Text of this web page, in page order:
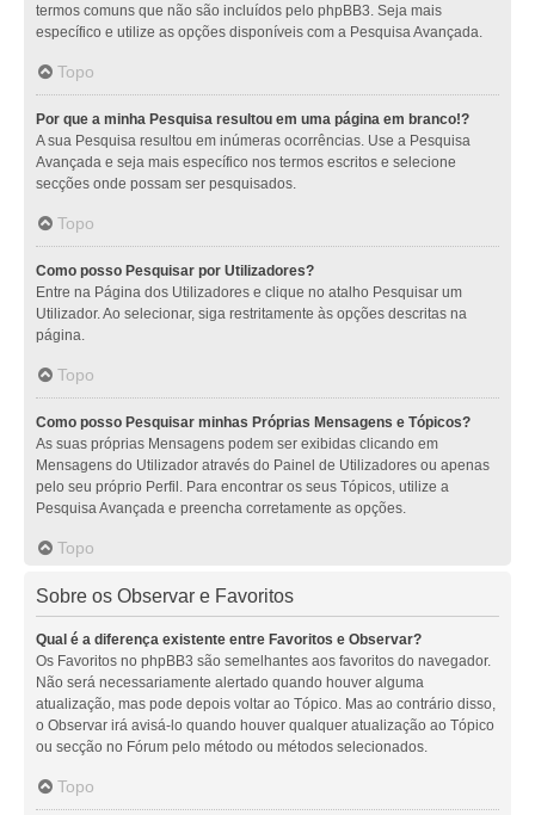
termos comuns que não são incluídos pelo phpBB3. Seja mais
específico e utilize as opções disponíveis com a Pesquisa Avançada.
Topo
Por que a minha Pesquisa resultou em uma página em branco!?
A sua Pesquisa resultou em inúmeras ocorrências. Use a Pesquisa
Avançada e seja mais específico nos termos escritos e selecione
secções onde possam ser pesquisados.
Topo
Como posso Pesquisar por Utilizadores?
Entre na Página dos Utilizadores e clique no atalho Pesquisar um
Utilizador. Ao selecionar, siga restritamente às opções descritas na
página.
Topo
Como posso Pesquisar minhas Próprias Mensagens e Tópicos?
As suas próprias Mensagens podem ser exibidas clicando em
Mensagens do Utilizador através do Painel de Utilizadores ou apenas
pelo seu próprio Perfil. Para encontrar os seus Tópicos, utilize a
Pesquisa Avançada e preencha corretamente as opções.
Topo
Sobre os Observar e Favoritos
Qual é a diferença existente entre Favoritos e Observar?
Os Favoritos no phpBB3 são semelhantes aos favoritos do navegador.
Não será necessariamente alertado quando houver alguma
atualização, mas pode depois voltar ao Tópico. Mas ao contrário disso,
o Observar irá avisá-lo quando houver qualquer atualização ao Tópico
ou secção no Fórum pelo método ou métodos selecionados.
Topo